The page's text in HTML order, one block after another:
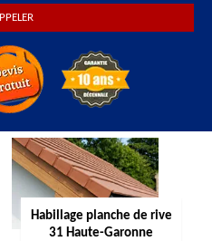
Habillage planche de rive
31 Haute-Garonne